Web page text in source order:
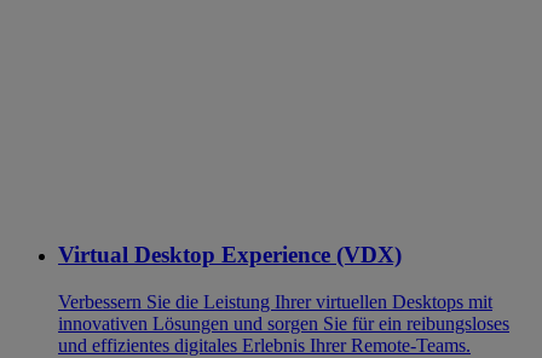
Virtual Desktop Experience (VDX)
Verbessern Sie die Leistung Ihrer virtuellen Desktops mit
innovativen Lösungen und sorgen Sie für ein reibungsloses
und effizientes digitales Erlebnis Ihrer Remote-Teams.